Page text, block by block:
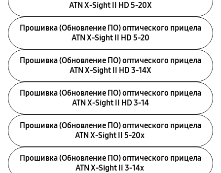
ATN X-Sight II HD 5-20X
Прошивка (Обновление ПО) оптического прицела
ATN X-Sight II HD 5-20
Прошивка (Обновление ПО) оптического прицела
ATN X-Sight II HD 3-14X
Прошивка (Обновление ПО) оптического прицела
ATN X-Sight II HD 3-14
Прошивка (Обновление ПО) оптического прицела
ATN X-Sight II 5-20x
Прошивка (Обновление ПО) оптического прицела
ATN X-Sight II 3-14x